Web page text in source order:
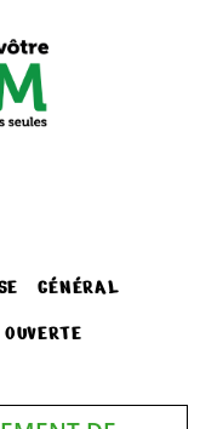
GÉNÉRAL